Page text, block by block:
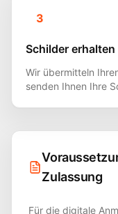
3
Schilder erhalten
Wir übermitteln
senden Ihnen Ihre
Zulassung
Für die digitale